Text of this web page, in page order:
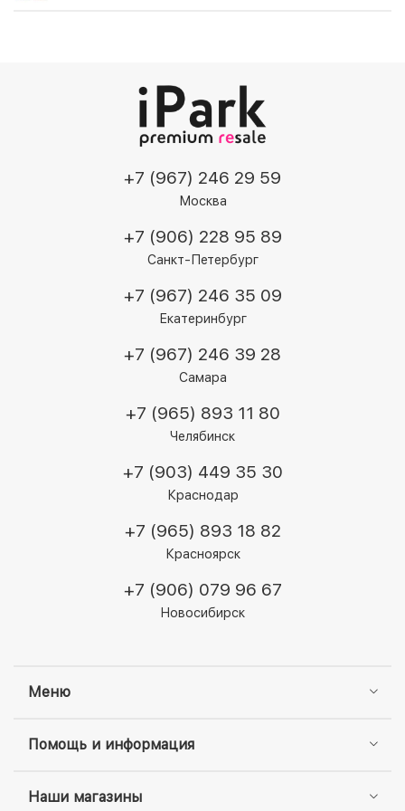
Меню
Помощь и информация
Наши магазины
+7 (967) 246 29 59
Москва
+7 (906) 228 95 89
Санкт-Петербург
+7 (967) 246 35 09
Екатеринбург
+7 (967) 246 39 28
Самара
+7 (965) 893 11 80
Челябинск
+7 (903) 449 35 30
Краснодар
+7 (965) 893 18 82
Красноярск
+7 (906) 079 96 67
Новосибирск